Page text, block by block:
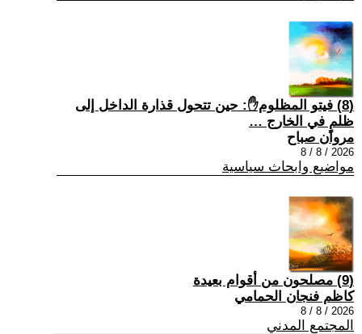
(8) فيتو المظلوم✋: حين تتحول قذارة الداخل إلى
ظلمٍ في الخارج …
مروان صباح
2026 / 8 / 8
مواضيع وابحاث سياسية
(9) مصلحون من أقوام بعيدة
كاظم فنجان الحمامي
2026 / 8 / 8
المجتمع المدني